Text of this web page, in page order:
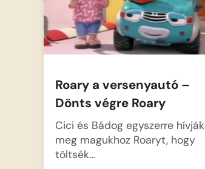
Roary a versenyautó –
Dönts végre Roary
Cici és Bádog egyszerre hívják
meg magukhoz Roaryt, hogy
töltsék…